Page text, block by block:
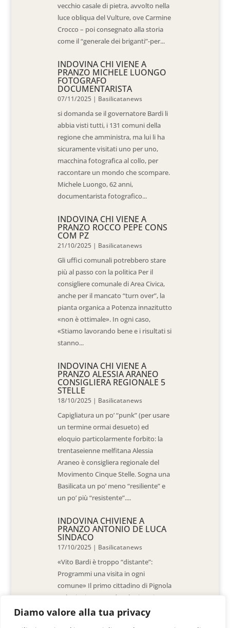
Diamo valore alla tua privacy
vecchio casale di pietra, avvolto nella
luce obliqua del Vulture, ove Carmine
Crocco – poi consegnato alla storia
come il “generale dei briganti”-per...
INDOVINA CHI VIENE A
PRANZO MICHELE LUONGO
FOTOGRAFO
DOCUMENTARISTA
07/11/2025 | Basilicatanews
si domanda se il governatore Bardi li
abbia visti tutti, i 131 comuni della
regione che amministra, ma lui li ha
sicuramente visitati uno per uno,
macchina fotografica al collo, per
raccontare un mondo che scompare.
Michele Luongo, 62 anni,
documentarista fotografico...
INDOVINA CHI VIENE A
PRANZO ROCCO PEPE CONS
COM PZ
21/10/2025 | Basilicatanews
Gli uffici comunali potrebbero stare
più al passo con la politica Per il
consigliere comunale di Area Civica,
anche per il mancato “turn over”, la
pianta organica a Potenza innazitutto
«non è ottimale». In ogni caso,
«Stiamo lavorando bene e i risultati si
stanno...
INDOVINA CHI VIENE A
PRANZO ALESSIA ARANEO
CONSIGLIERA REGIONALE 5
STELLE
18/10/2025 | Basilicatanews
Capigliatura un po’ “punk” (per usare
un termine ormai desueto) ed
eloquio particolarmente forbito: la
trentaseienne melfitana Alessia
Araneo è consigliera regionale del
Movimento Cinque Stelle. Sogna una
Basilicata un po’ meno “resiliente” e
un po’ più “resistente”....
INDOVINA CHIVIENE A
PRANZO ANTONIO DE LUCA
SINDACO
17/10/2025 | Basilicatanews
«Vito Bardi è troppo “distante”:
Programmi una visita in ogni
comune» Il primo cittadino di Pignola
«L’ho invitato a vedere la situazione
al Pantano, ma non è venuto. La
sensazione è che -come sindaci-